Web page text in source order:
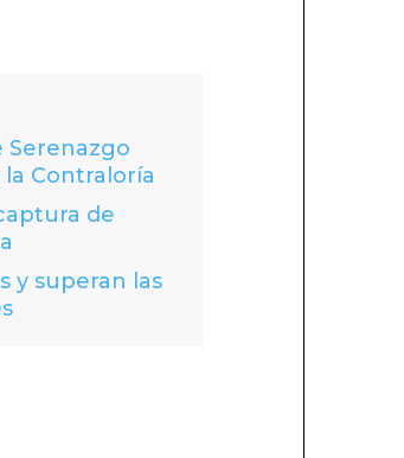
Contraloría
de
y superan las